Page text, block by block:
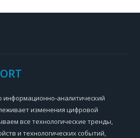
информационно-аналитический
изменения цифровой
все технологические тренды,
и технологических событий,